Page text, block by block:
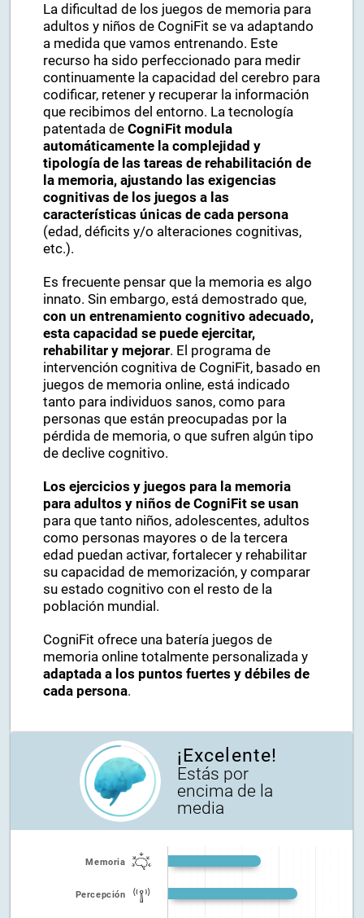
La dificultad de los juegos de memoria para
adultos y niños de CogniFit se va adaptando
a medida que vamos entrenando. Este
recurso ha sido perfeccionado para medir
continuamente la capacidad del cerebro para
codificar, retener y recuperar la información
que recibimos del entorno. La tecnología
patentada deCogniFit modula
automáticamente la complejidad y
tipología de las tareas de rehabilitación de
la memoria, ajustando las exigencias
cognitivas de los juegos a las
características únicas de cada persona
(edad, déficits y/o alteraciones cognitivas,
etc.).
Es frecuente pensar que la memoria es algo
innato. Sin embargo, está demostrado que,
con un entrenamiento cognitivo adecuado,
esta capacidad se puede ejercitar,
rehabilitar y mejorar. El programa de
intervención cognitiva de CogniFit, basado en
juegos de memoria online, está indicado
tanto para individuos sanos, como para
personas que están preocupadas por la
pérdida de memoria, o que sufren algún tipo
de declive cognitivo.
Los ejercicios y juegos para la memoria
para adultos y niños de CogniFit se usan
para que tanto niños, adolescentes, adultos
como personas mayores o de la tercera
edad puedan activar, fortalecer y rehabilitar
su capacidad de memorización, y comparar
su estado cognitivo con el resto de la
población mundial.
CogniFit ofrece una batería juegos de
memoria online totalmente personalizada y
adaptada a los puntos fuertes y débiles de
cada persona.
¡Excelente!
Estás por
encima de la
media
Memoria
Percepción